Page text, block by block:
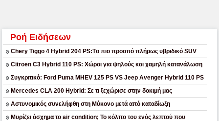
Ροή Ειδήσεων
Chery Tiggo 4 Hybrid 204 PS:Tο πιο προσιτό πλήρως υβριδικό SUV
Citroen C3 Hybrid 110 PS: Χώροι για ψηλούς και χαμηλή κατανάλωση
Συγκριτικό: Ford Puma MHEV 125 PS VS Jeep Avenger Hybrid 110 PS
Mercedes CLA 200 Hybrid: Σε τι ξεχώρισε στην δοκιμή μας
Αστυνομικός συνελήφθη στη Μύκονο μετά από καταδίωξη
Μυρίζει άσχημα το air condition; Το κόλπο του ενός λεπτού που